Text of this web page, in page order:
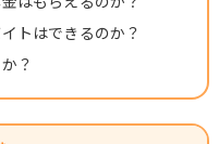
トはできるのか？
？